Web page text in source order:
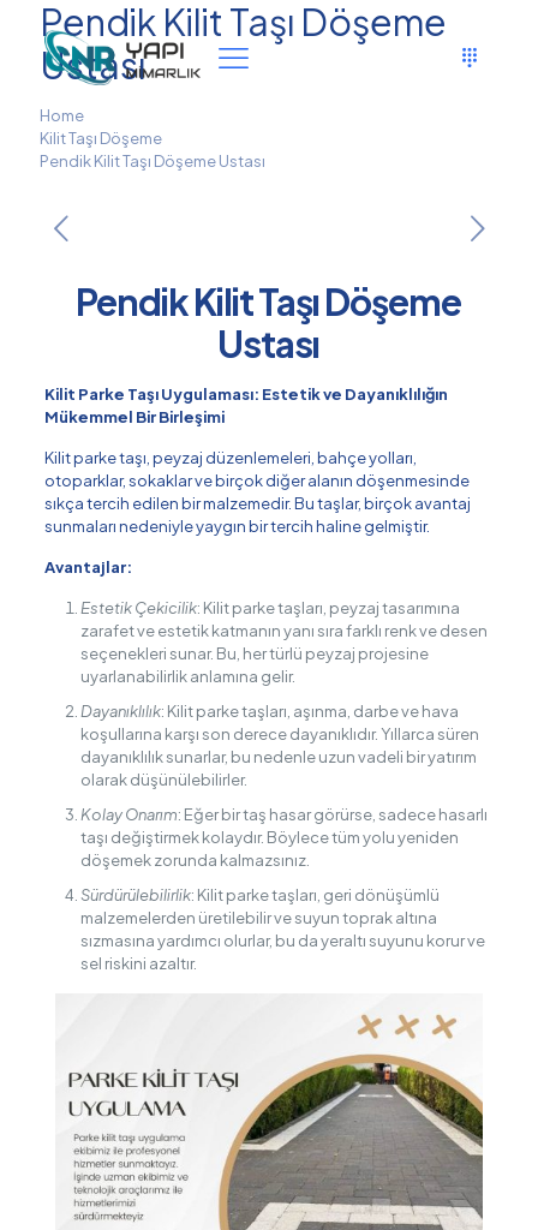
Pendik Kilit Taşı Döşeme
Ustası
Home
Kilit Taşı Döşeme
Pendik Kilit Taşı Döşeme Ustası
Pendik Kilit Taşı Döşeme
Ustası
Kilit Parke Taşı Uygulaması: Estetik ve Dayanıklılığın
Mükemmel Bir Birleşimi
Kilit parke taşı, peyzaj düzenlemeleri, bahçe yolları,
otoparklar, sokaklar ve birçok diğer alanın döşenmesinde
sıkça tercih edilen bir malzemedir. Bu taşlar, birçok avantaj
sunmaları nedeniyle yaygın bir tercih haline gelmiştir.
Avantajlar:
Estetik Çekicilik: Kilit parke taşları, peyzaj tasarımına
zarafet ve estetik katmanın yanı sıra farklı renk ve desen
seçenekleri sunar. Bu, her türlü peyzaj projesine
uyarlanabilirlik anlamına gelir.
Dayanıklılık: Kilit parke taşları, aşınma, darbe ve hava
koşullarına karşı son derece dayanıklıdır. Yıllarca süren
dayanıklılık sunarlar, bu nedenle uzun vadeli bir yatırım
olarak düşünülebilirler.
Kolay Onarım: Eğer bir taş hasar görürse, sadece hasarlı
taşı değiştirmek kolaydır. Böylece tüm yolu yeniden
döşemek zorunda kalmazsınız.
Sürdürülebilirlik: Kilit parke taşları, geri dönüşümlü
malzemelerden üretilebilir ve suyun toprak altına
sızmasına yardımcı olurlar, bu da yeraltı suyunu korur ve
sel riskini azaltır.